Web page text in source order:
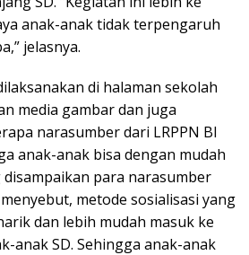
anak-anak tidak terpengaruh
jelasnya.
di halaman sekolah
media gambar dan juga
narasumber dari LRPPN BI
anak-anak bisa dengan mudah
disampaikan para narasumber
metode sosialisasi yang
dan lebih mudah masuk ke
anak SD. Sehingga anak-anak